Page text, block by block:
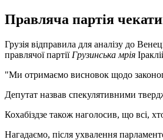
Правляча партія
Грузія відправила для аналізу до
правлячої партії Грузинська мрія
"Ми отримаємо висновок щодо
Депутат назвав спекулятивними
Кохабіздзе також наголосив, що всі,
Нагадаємо, після ухвалення